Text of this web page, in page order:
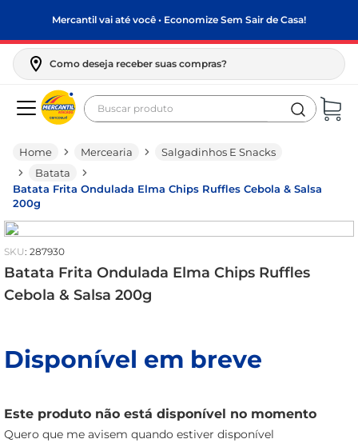
Mercantil vai até você • Economize Sem Sair de Casa!
Como deseja receber suas compras?
Buscar produto
Mercearia
Salgadinhos E Snacks
Batata
Batata Frita Ondulada Elma Chips Ruffles Cebola & Salsa
200g
: 287930
Batata Frita Ondulada Elma Chips Ruffles
Cebola & Salsa 200g
Disponível em breve
Este produto não está disponível no momento
Quero que me avisem quando estiver disponível
Termos mais buscados
biscoito
frango
arroz
papel higiênico
leite pó
feijão
macarrão